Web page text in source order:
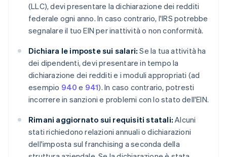
(LLC), devi presentare la dichiarazione dei redditi
federale ogni anno. In caso contrario, l'IRS potrebbe
segnalare il tuo EIN per inattività o non conformità.
Dichiara le imposte sui salari: Se la tua attività ha
dei dipendenti, devi presentare in tempo la
dichiarazione dei redditi e i moduli appropriati (ad
esempio 940 e 941). In caso contrario, potresti
incorrere in sanzioni e problemi con lo stato dell'EIN.
Rimani aggiornato sui requisiti statali: Alcuni
stati richiedono relazioni annuali o dichiarazioni
dell'imposta sul franchising a seconda della